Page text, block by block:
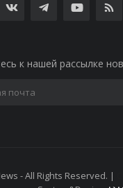
к нашей рассылке
- All Rights Reserved. |